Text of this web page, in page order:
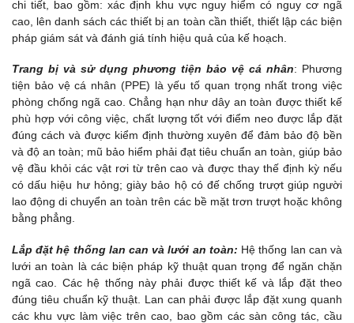
chi tiết, bao gồm: xác định khu vực nguy hiểm có nguy cơ ngã
cao, lên danh sách các thiết bị an toàn cần thiết, thiết lập các biện
pháp giám sát và đánh giá tính hiệu quả của kế hoạch.
Trang bị và sử dụng phương tiện bảo vệ cá nhân: Phương
tiện bảo vệ cá nhân (PPE) là yếu tố quan trọng nhất trong việc
phòng chống ngã cao. Chẳng hạn như dây an toàn được thiết kế
phù hợp với công việc, chất lượng tốt với điểm neo được lắp đặt
đúng cách và được kiểm định thường xuyên để đảm bảo độ bền
và độ an toàn; mũ bảo hiểm phải đạt tiêu chuẩn an toàn, giúp bảo
vệ đầu khỏi các vật rơi từ trên cao và được thay thế định kỳ nếu
có dấu hiệu hư hỏng; giày bảo hộ có đế chống trượt giúp người
lao động di chuyển an toàn trên các bề mặt trơn trượt hoặc không
bằng phẳng.
Lắp đặt hệ thống lan can và lưới an toàn: Hệ thống lan can và
lưới an toàn là các biện pháp kỹ thuật quan trọng để ngăn chặn
ngã cao. Các hệ thống này phải được thiết kế và lắp đặt theo
đúng tiêu chuẩn kỹ thuật. Lan can phải được lắp đặt xung quanh
các khu vực làm việc trên cao, bao gồm các sàn công tác, cầu